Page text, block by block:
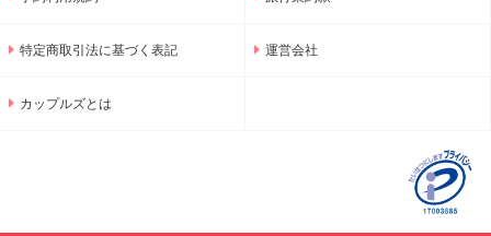
特定商取引法に基づく表記 運営会社
カップルズとは